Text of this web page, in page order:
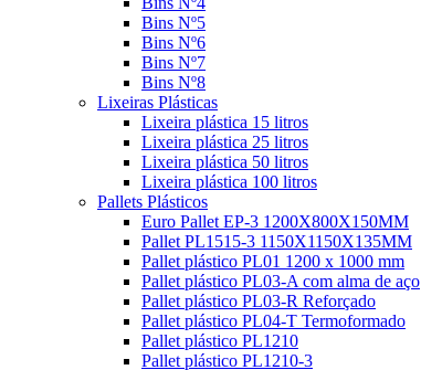
Bins Nº5
Bins Nº6
Bins Nº7
Bins Nº8
Lixeiras Plásticas
Lixeira plástica 15 litros
Lixeira plástica 25 litros
Lixeira plástica 50 litros
Lixeira plástica 100 litros
Pallets Plásticos
Euro Pallet EP-3 1200X800X150MM
Pallet PL1515-3 1150X1150X135MM
Pallet plástico PL01 1200 x 1000 mm
Pallet plástico PL03-A com alma de aço
Pallet plástico PL03-R Reforçado
Pallet plástico PL04-T Termoformado
Pallet plástico PL1210
Pallet plástico PL1210-3